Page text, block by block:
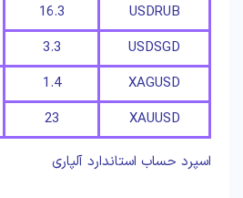
اسپرد حساب استاندارد آلپاری
USDRUB
16.3
USDSGD
3.3
XAGUSD
1.4
XAUUSD
23